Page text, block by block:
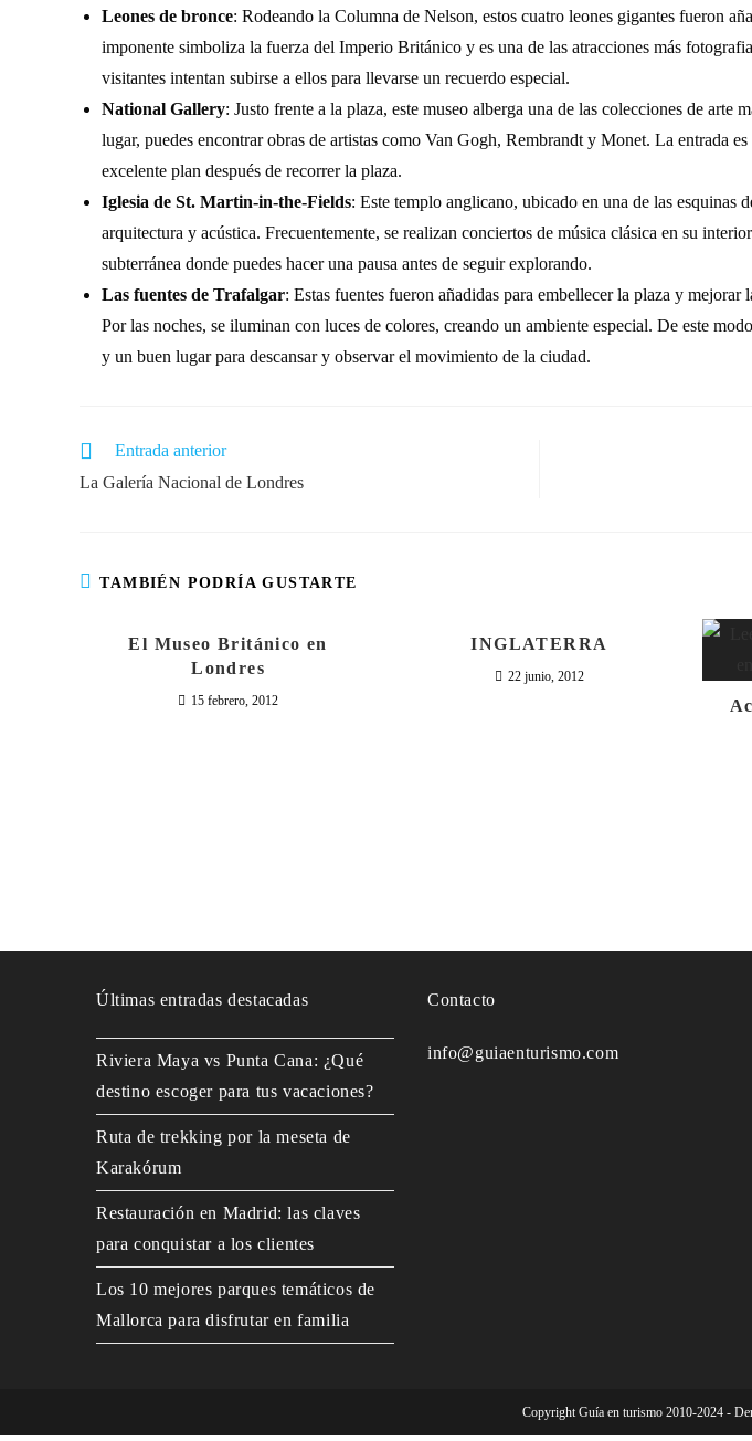
Leones de bronce: Rodeando la Columna de Nelson, estos cuatro leones gigantes fueron
imponente simboliza la fuerza del Imperio Británico y es una de las atracciones más
visitantes intentan subirse a ellos para llevarse un recuerdo especial.
National Gallery: Justo frente a la plaza, este museo alberga una de las colecciones de arte
lugar, puedes encontrar obras de artistas como Van Gogh, Rembrandt y Monet. La entrada
excelente plan después de recorrer la plaza.
Iglesia de St. Martin-in-the-Fields: Este templo anglicano, ubicado en una de las esquinas
arquitectura y acústica. Frecuentemente, se realizan conciertos de música clásica en su
subterránea donde puedes hacer una pausa antes de seguir explorando.
Las fuentes de Trafalgar: Estas fuentes fueron añadidas para embellecer la plaza y mejorar
Por las noches, se iluminan con luces de colores, creando un ambiente especial. De este
y un buen lugar para descansar y observar el movimiento de la ciudad.
Entrada anterior
La Galería Nacional de Londres
TAMBIÉN PODRÍA GUSTARTE
El Museo Británico en
Londres
15 febrero, 2012
INGLATERRA
22 junio, 2012
Últimas entradas destacadas
Riviera Maya vs Punta Cana: ¿Qué
destino escoger para tus vacaciones?
Ruta de trekking por la meseta de
Karakórum
Restauración en Madrid: las claves
para conquistar a los clientes
Los 10 mejores parques temáticos de
Mallorca para disfrutar en familia
Contacto
info@guiaenturismo.com
Copyright Guía en turismo 2010-2024 -